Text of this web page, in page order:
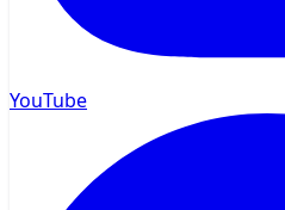
YouTube